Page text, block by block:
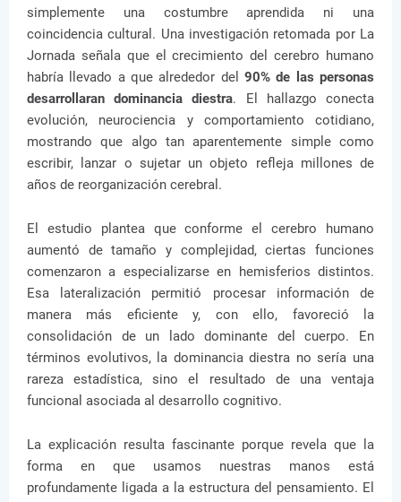
simplemente una costumbre aprendida ni una
coincidencia cultural. Una investigación retomada por La
Jornada señala que el crecimiento del cerebro humano
habría llevado a que alrededor del 90% de las personas
desarrollaran dominancia diestra. El hallazgo conecta
evolución, neurociencia y comportamiento cotidiano,
mostrando que algo tan aparentemente simple como
escribir, lanzar o sujetar un objeto refleja millones de
años de reorganización cerebral.
El estudio plantea que conforme el cerebro humano
aumentó de tamaño y complejidad, ciertas funciones
comenzaron a especializarse en hemisferios distintos.
Esa lateralización permitió procesar información de
manera más eficiente y, con ello, favoreció la
consolidación de un lado dominante del cuerpo. En
términos evolutivos, la dominancia diestra no sería una
rareza estadística, sino el resultado de una ventaja
funcional asociada al desarrollo cognitivo.
La explicación resulta fascinante porque revela que la
forma en que usamos nuestras manos está
profundamente ligada a la estructura del pensamiento. El